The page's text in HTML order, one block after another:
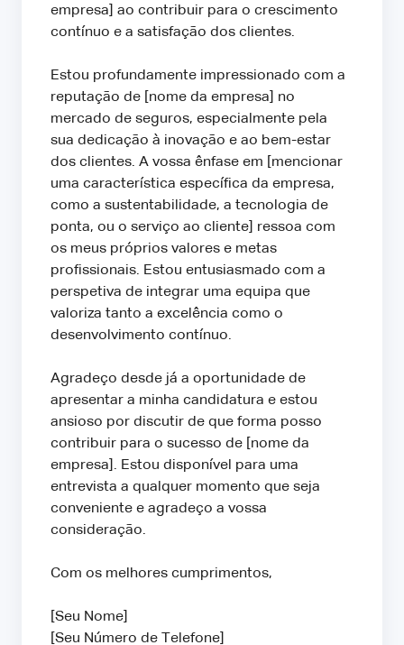
empresa] ao contribuir para o crescimento
contínuo e a satisfação dos clientes.
Estou profundamente impressionado com a
reputação de [nome da empresa] no
mercado de seguros, especialmente pela
sua dedicação à inovação e ao bem-estar
dos clientes. A vossa ênfase em [mencionar
uma característica específica da empresa,
como a sustentabilidade, a tecnologia de
ponta, ou o serviço ao cliente] ressoa com
os meus próprios valores e metas
profissionais. Estou entusiasmado com a
perspetiva de integrar uma equipa que
valoriza tanto a excelência como o
desenvolvimento contínuo.
Agradeço desde já a oportunidade de
apresentar a minha candidatura e estou
ansioso por discutir de que forma posso
contribuir para o sucesso de [nome da
empresa]. Estou disponível para uma
entrevista a qualquer momento que seja
conveniente e agradeço a vossa
consideração.
Com os melhores cumprimentos,
[Seu Nome]
[Seu Número de Telefone]